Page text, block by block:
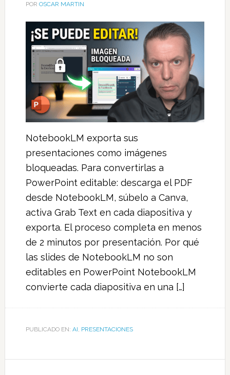
POR OSCAR MARTIN
NotebookLM exporta sus
presentaciones como imágenes
bloqueadas. Para convertirlas a
PowerPoint editable: descarga el PDF
desde NotebookLM, súbelo a Canva,
activa Grab Text en cada diapositiva y
exporta. El proceso completa en menos
de 2 minutos por presentación. Por qué
las slides de NotebookLM no son
editables en PowerPoint NotebookLM
convierte cada diapositiva en una […]
PUBLICADO EN: AI, PRESENTACIONES